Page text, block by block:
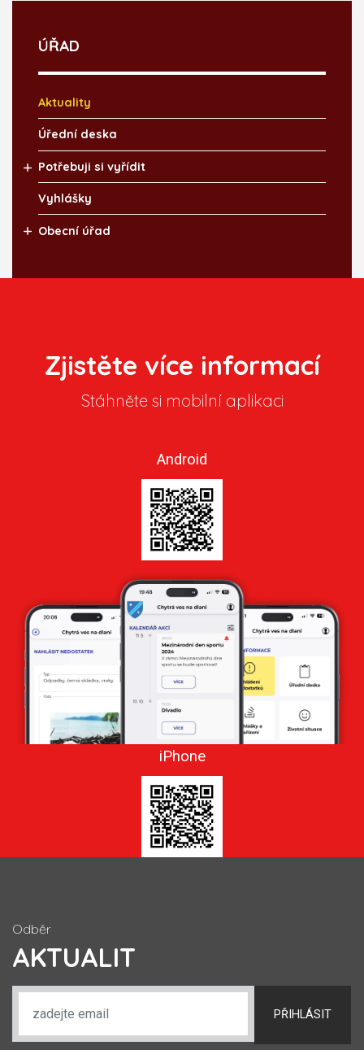
ÚŘAD
Aktuality
Úřední deska
Potřebuji si vyřídit
Vyhlášky
Obecní úřad
Zjistěte více informací
Stáhněte si mobilní aplikaci
Android
iPhone
Odběr
AKTUALIT
PŘIHLÁSIT